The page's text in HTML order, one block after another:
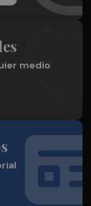
medio